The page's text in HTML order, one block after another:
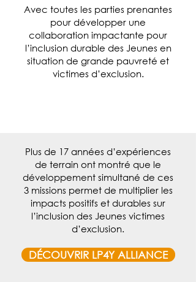
Avec toutes les parties prenantes
pour développer une
collaboration impactante pour
l’inclusion durable des Jeunes en
situation de grande pauvreté et
victimes d’exclusion.
Plus de 17 années d’expériences
de terrain ont montré que le
développement simultané de ces
3 missions permet de multiplier les
impacts positifs et durables sur
l’inclusion des Jeunes victimes
d’exclusion.
DÉCOUVRIR LP4Y ALLIANCE